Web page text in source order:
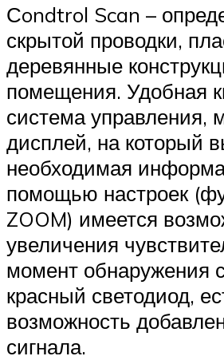
Сondtrol Scan –
скрытой проводки,
деревянные
помещения. Удобная
система управления,
дисплей, на который
необходимая
помощью настроек
ZOOM) имеется
увеличения
момент обнаружения
красный светодиод,
возможность
сигнала.